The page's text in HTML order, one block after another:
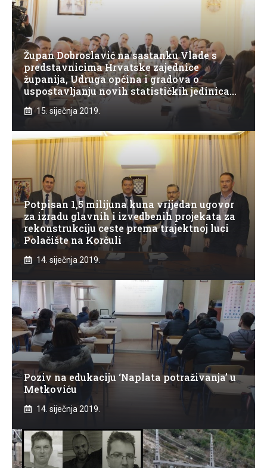
Župan Dobroslavić na sastanku Vlade s
predstavnicima Hrvatske zajednice
županija, Udruga općina i gradova o
uspostavljanju novih statističkih jedinica
NUTS 2
15. siječnja 2019.
Potpisan 1,5 milijuna kuna vrijedan ugovor
za izradu glavnih i izvedbenih projekata za
rekonstrukciju ceste prema trajektnoj luci
Polačište na Korčuli
14. siječnja 2019.
Poziv na edukaciju ‘Naplata potraživanja’ u
Metkoviću
14. siječnja 2019.